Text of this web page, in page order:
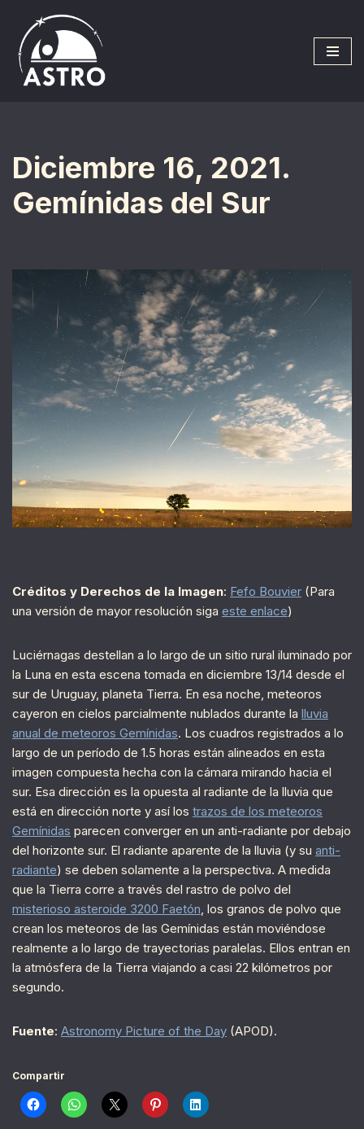
Saltar
al
contenido
Diciembre 16, 2021.
Gemínidas del Sur
Créditos y Derechos de la Imagen: Fefo Bouvier (Para
una versión de mayor resolución siga este enlace)
Luciérnagas destellan a lo largo de un sitio rural iluminado por
la Luna en esta escena tomada en diciembre 13/14 desde el
sur de Uruguay, planeta Tierra. En esa noche, meteoros
cayeron en cielos parcialmente nublados durante la lluvia
anual de meteoros Gemínidas. Los cuadros registrados a lo
largo de un período de 1.5 horas están alineados en esta
imagen compuesta hecha con la cámara mirando hacia el
sur. Esa dirección es la opuesta al radiante de la lluvia que
está en dirección norte y así los trazos de los meteoros
Gemínidas parecen converger en un anti-radiante por debajo
del horizonte sur. El radiante aparente de la lluvia (y su anti-
radiante) se deben solamente a la perspectiva. A medida
que la Tierra corre a través del rastro de polvo del
misterioso asteroide 3200 Faetón , los granos de polvo que
crean los meteoros de las Gemínidas están moviéndose
realmente a lo largo de trayectorias paralelas. Ellos entran en
la atmósfera de la Tierra viajando a casi 22 kilómetros por
segundo.
Fuente: Astronomy Picture of the Day (APOD).
Compartir